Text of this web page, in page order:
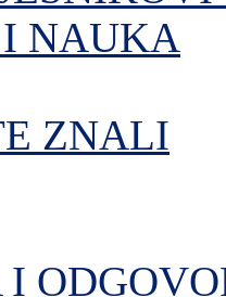
NAUKA
ZNALI
I